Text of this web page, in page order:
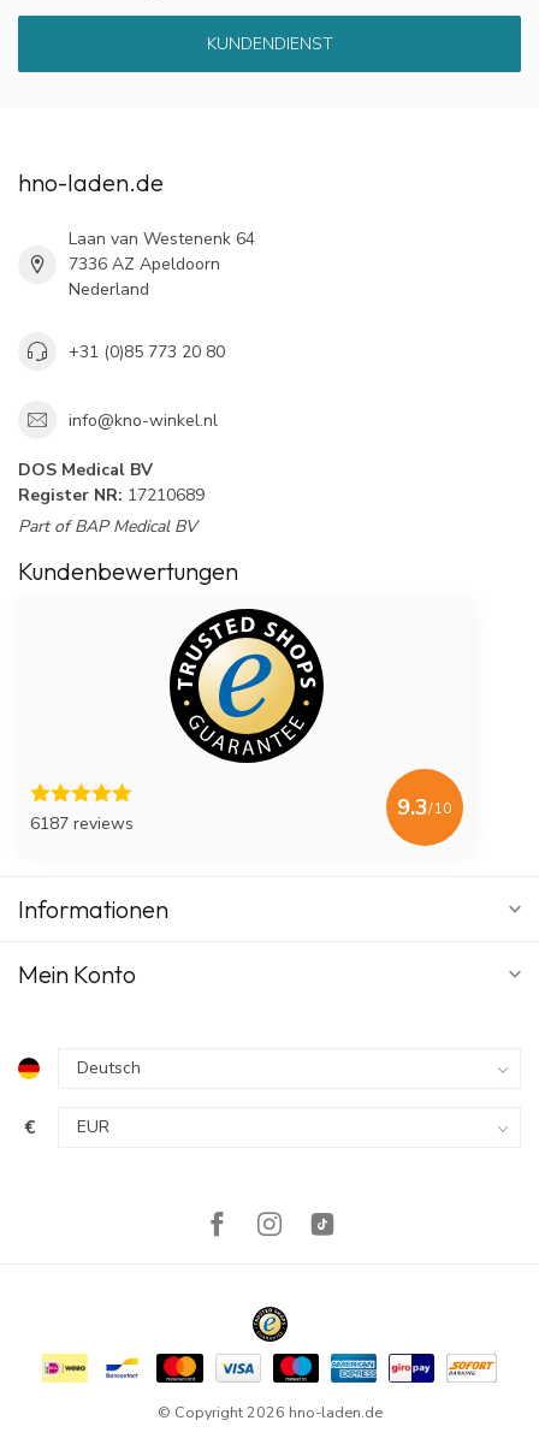
KUNDENDIENST
hno-laden.de
Laan van Westenenk 64
7336 AZ Apeldoorn
Nederland
+31 (0)85 773 20 80
info@kno-winkel.nl
DOS Medical BV
Register NR: 17210689
Part of BAP Medical BV
Kundenbewertungen
6187 reviews
9.3/10
Informationen
Mein Konto
€
© Copyright 2026 hno-laden.de